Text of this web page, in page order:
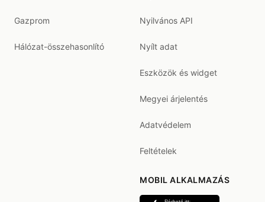
Gazprom
Hálózat-összehasonlító
Nyilvános API
Nyílt adat
Eszközök és widget
Megyei árjelentés
Adatvédelem
Feltételek
MOBIL ALKALMAZÁS